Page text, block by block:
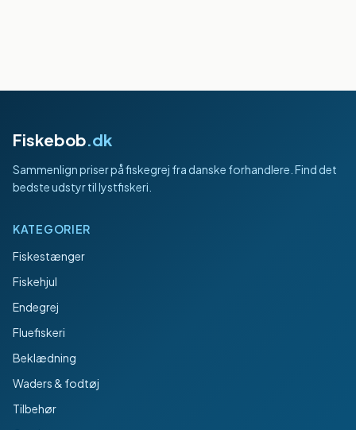
Fiskebob.dk
Sammenlign priser på fiskegrej fra danske forhandlere. Find det
bedste udstyr til lystfiskeri.
KATEGORIER
Fiskestænger
Fiskehjul
Endegrej
Fluefiskeri
Beklædning
Waders & fodtøj
Tilbehør